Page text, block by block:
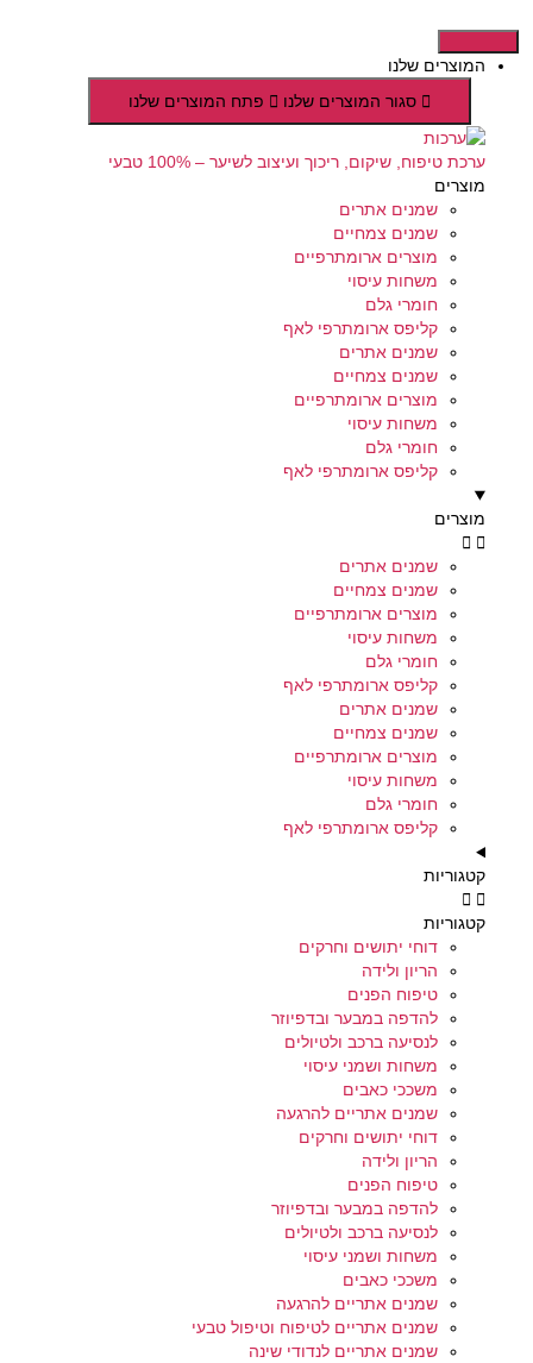
לתוכן
המוצרים שלנו
סגור המוצרים שלנו
פתח המוצרים שלנו
ערכת טיפוח, שיקום, ריכוך ועיצוב לשיער – 100% טבעי
מוצרים
שמנים אתרים
שמנים צמחיים
מוצרים ארומתרפיים
משחות עיסוי
חומרי גלם
קליפס ארומתרפי לאף
שמנים אתרים
שמנים צמחיים
מוצרים ארומתרפיים
משחות עיסוי
חומרי גלם
קליפס ארומתרפי לאף
מוצרים
שמנים אתרים
שמנים צמחיים
מוצרים ארומתרפיים
משחות עיסוי
חומרי גלם
קליפס ארומתרפי לאף
שמנים אתרים
שמנים צמחיים
מוצרים ארומתרפיים
משחות עיסוי
חומרי גלם
קליפס ארומתרפי לאף
קטגוריות
קטגוריות
דוחי יתושים וחרקים
הריון ולידה
טיפוח הפנים
להדפה במבער ובדפיוזר
לנסיעה ברכב ולטיולים
משחות ושמני עיסוי
משככי כאבים
שמנים אתריים להרגעה
דוחי יתושים וחרקים
הריון ולידה
טיפוח הפנים
להדפה במבער ובדפיוזר
לנסיעה ברכב ולטיולים
משחות ושמני עיסוי
משככי כאבים
שמנים אתריים להרגעה
שמנים אתריים לטיפוח וטיפול טבעי
שמנים אתריים לנדודי שינה